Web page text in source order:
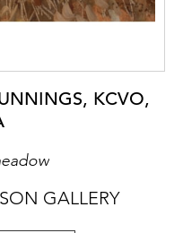
KCVO,
GALLERY